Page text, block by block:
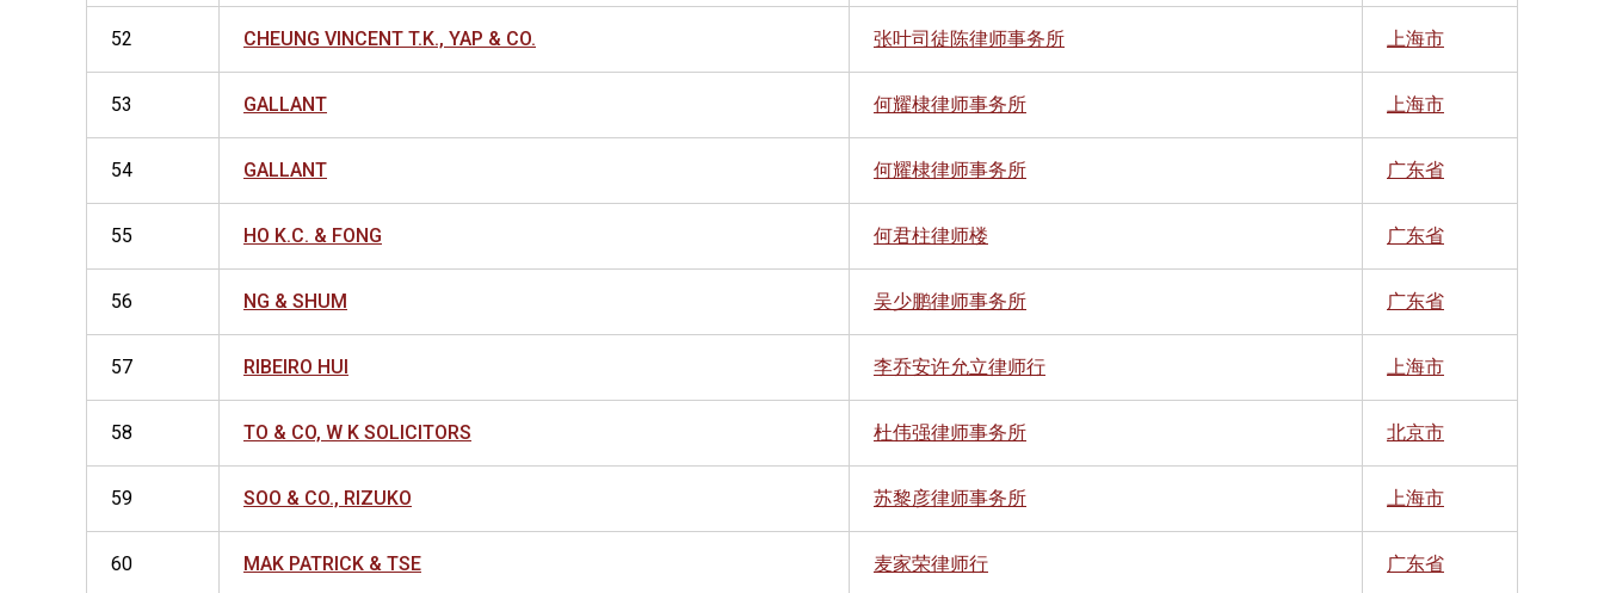
52 CHEUNG VINCENT T.K., YAP & CO. 张叶司徒陈律师事务所 上海市
53 GALLANT 何耀棣律师事务所 上海市
54 GALLANT 何耀棣律师事务所 广东省
55 HO K.C. & FONG 何君柱律师楼 广东省
56 NG & SHUM 吴少鹏律师事务所 广东省
57 RIBEIRO HUI 李乔安许允立律师行 上海市
58 TO & CO, W K SOLICITORS 杜伟强律师事务所 北京市
59 SOO & CO., RIZUKO 苏黎彦律师事务所 上海市
60 MAK PATRICK & TSE 麦家荣律师行 广东省